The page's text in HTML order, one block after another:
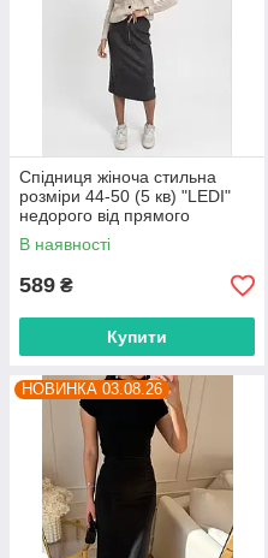
Спідниця жіноча стильна
розміри 44-50 (5 кв) "LEDI"
недорого від прямого
постачальника
В наявності
589 ₴
Купити
НОВИНКА 03.08.26